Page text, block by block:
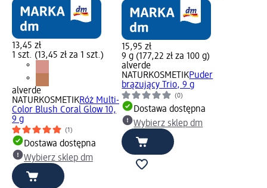
13,45 zł
1 szt. (13,45 zł za 1 szt.)
alverde
NATURKOSMETIKRóż Multi-
Color Blush Coral Glow 10,
9 g
(1)
Dostawa dostępna
Wybierz sklep dm
15,95 zł
9 g (177,22 zł za 100 g)
alverde
NATURKOSMETIKPuder
brązujący Trio, 9 g
(0)
Dostawa dostępna
Wybierz sklep dm